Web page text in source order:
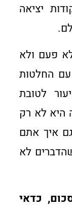
יציאה
פעם ולא
החלטות
לטובת
היא לא רק
איך אתם
לא
כדאי